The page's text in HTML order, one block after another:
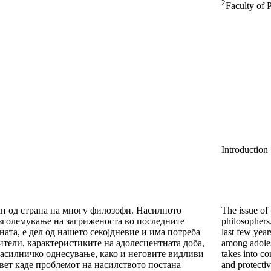
2Faculty of
Introduction
од страна на многу филозофи. Насилното
на загриженоста во последните
е дел од нашето секојдневие и има потреба
карактеристиките на адолесцентната доба,
однесување, како и неговите видливи
каде проблемот на насилството постана
The issue of
last few
among
takes into
and